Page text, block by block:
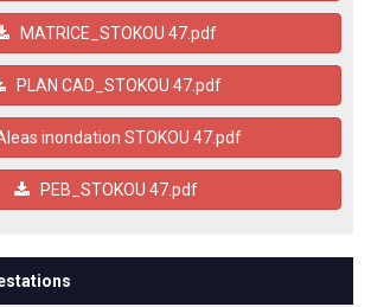
MATRICE_STOKOU 47.pdf
PLAN CAD_STOKOU 47.pdf
inondation STOKOU 47.pdf
PEB_STOKOU 47.pdf